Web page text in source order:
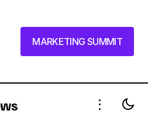
MARKETING SUMMIT
MARKETING SUMMIT